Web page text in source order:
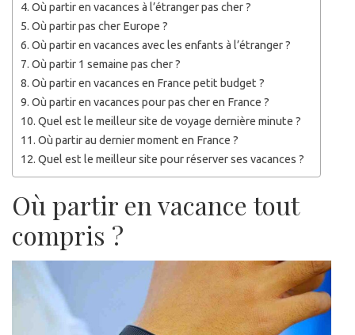
Où partir en vacances à l’étranger pas cher ?
Où partir pas cher Europe ?
Où partir en vacances avec les enfants à l’étranger ?
Où partir 1 semaine pas cher ?
Où partir en vacances en France petit budget ?
Où partir en vacances pour pas cher en France ?
Quel est le meilleur site de voyage dernière minute ?
Où partir au dernier moment en France ?
Quel est le meilleur site pour réserver ses vacances ?
Où partir en vacance tout
compris ?